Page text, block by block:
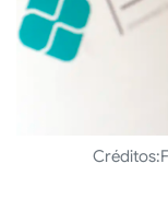
Créditos: